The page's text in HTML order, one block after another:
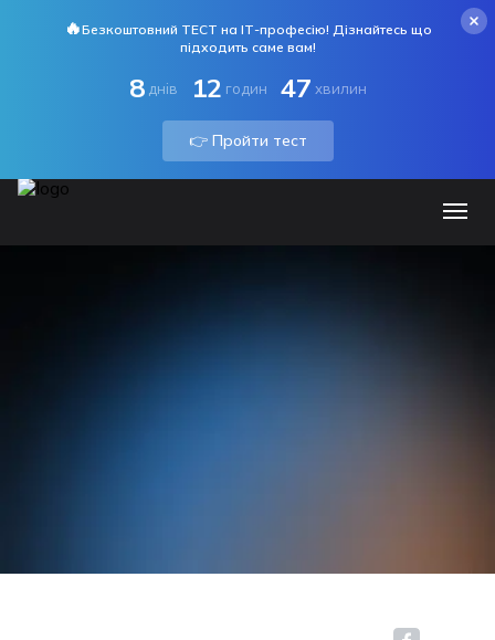
🔥Безкоштовний ТЕСТ на ІТ-професію! Дізнайтесь що
підходить саме вам!
8 днів 12 годин 47 хвилин
👉 Пройти тест